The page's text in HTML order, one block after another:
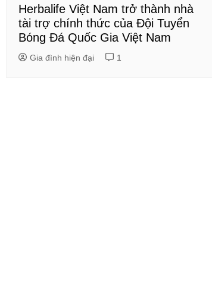
Herbalife Việt Nam trở thành nhà
tài trợ chính thức của Đội Tuyển
Bóng Đá Quốc Gia Việt Nam
Gia đình hiện đại 1